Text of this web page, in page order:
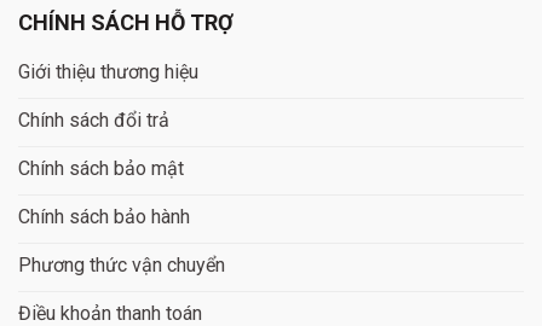
CHÍNH SÁCH HỖ TRỢ
Giới thiệu thương hiệu
Chính sách đổi trả
Chính sách bảo mật
Chính sách bảo hành
Phương thức vận chuyển
Điều khoản thanh toán